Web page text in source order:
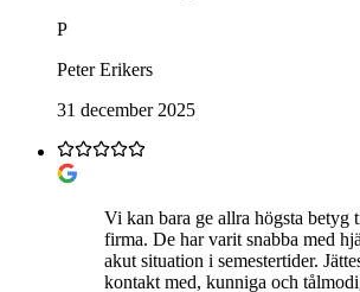
P
Peter Erikers
31 december 2025
Vi kan bara ge allra högsta betyg
firma. De har varit snabba med
akut situation i semestertider.
kontakt med, kunniga och